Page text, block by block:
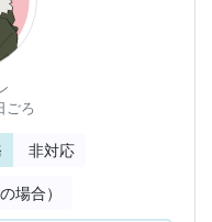
ごろ
非対応
場合）